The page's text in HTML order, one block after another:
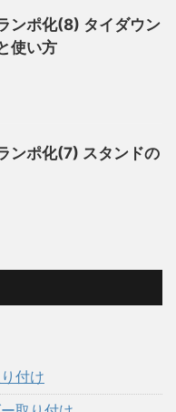
ンポ化(8) タイダウン
使い方
ンポ化(7) スタンドの
付け